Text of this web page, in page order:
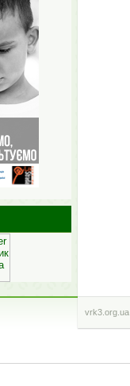
vrk3.org.ua